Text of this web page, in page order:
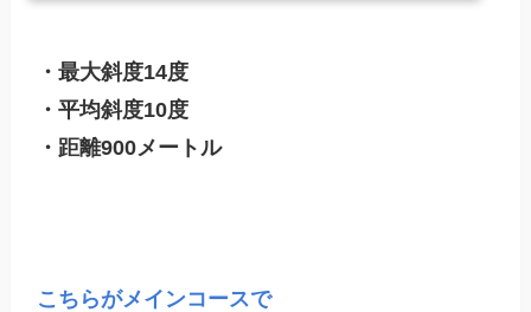
・最大斜度14度
・平均斜度10度
・距離900メートル
こちらがメインコースで